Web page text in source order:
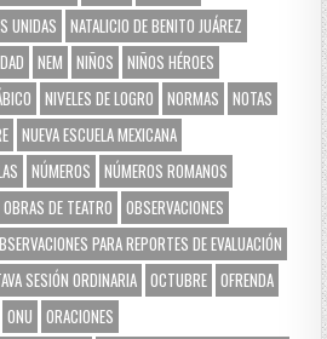
UNIDAS
NATALICIO DE BENITO JUÁREZ
NEM NIÑOS
NIÑOS HÉROES
NIVELES DE LOGRO NORMAS
NOTAS
NUEVA ESCUELA MEXICANA
NÚMEROS
NÚMEROS ROMANOS
OBRAS DE TEATRO
OBSERVACIONES
PARA REPORTES DE EVALUACIÓN
SESIÓN ORDINARIA OCTUBRE OFRENDA
ONU
ORACIONES